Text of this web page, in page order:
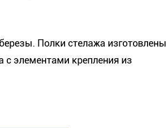
Полки стелажа изготовлены
с элементами крепления из